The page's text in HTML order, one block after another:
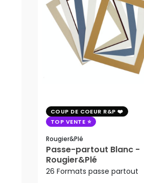
COUP DE COEUR R&P
TOP VENTE
Rougier&plé
Passe-partout Blanc -
Rougier&Plé
26 Formats passe partout
Dès2,85 €